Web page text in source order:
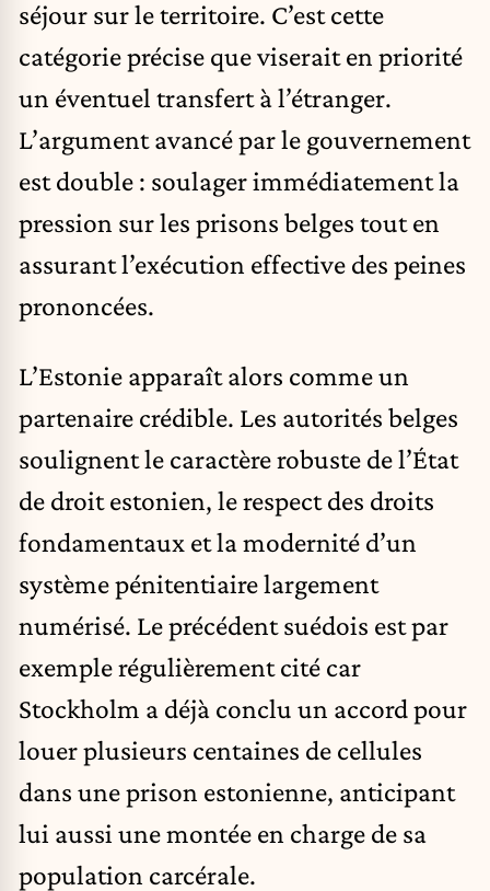
séjour sur le territoire. C’est cette
catégorie précise que viserait en priorité
un éventuel transfert à l’étranger.
L’argument avancé par le gouvernement
est double : soulager immédiatement la
pression sur les prisons belges tout en
assurant l’exécution effective des peines
prononcées.
L’Estonie apparaît alors comme un
partenaire crédible. Les autorités belges
soulignent le caractère robuste de l’État
de droit estonien, le respect des droits
fondamentaux et la modernité d’un
système pénitentiaire largement
numérisé. Le précédent suédois est par
exemple régulièrement cité car
Stockholm a déjà conclu un accord pour
louer plusieurs centaines de cellules
dans une prison estonienne, anticipant
lui aussi une montée en charge de sa
population carcérale.